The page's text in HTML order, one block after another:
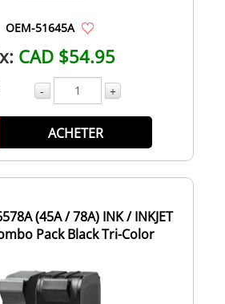
OEM-51645A
CAD $54.95
- +
ACHETER
(45A / 78A) INK / INKJET
Pack Black Tri-Color